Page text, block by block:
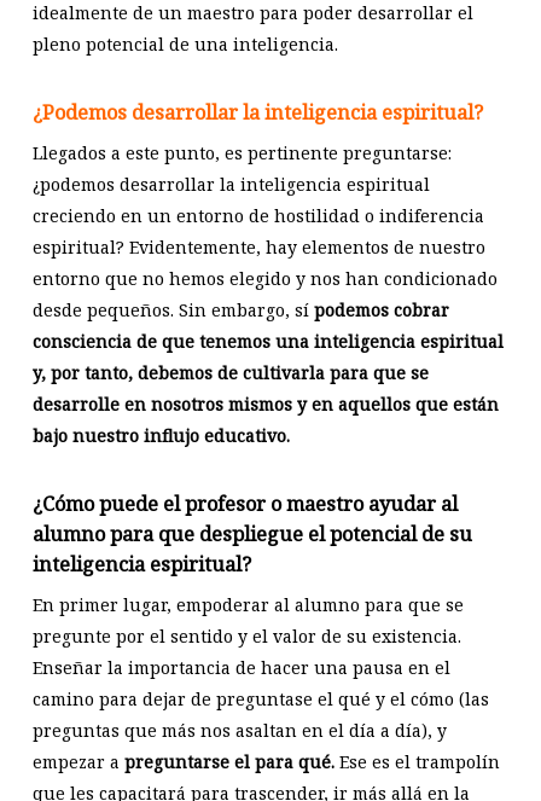
idealmente de un maestro para poder desarrollar el
pleno potencial de una inteligencia.
¿Podemos desarrollar la inteligencia espiritual?
Llegados a este punto, es pertinente preguntarse:
¿podemos desarrollar la inteligencia espiritual
creciendo en un entorno de hostilidad o indiferencia
espiritual? Evidentemente, hay elementos de nuestro
entorno que no hemos elegido y nos han condicionado
desde pequeños. Sin embargo, sí podemos cobrar
consciencia de que tenemos una inteligencia espiritual
y, por tanto, debemos de cultivarla para que se
desarrolle en nosotros mismos y en aquellos que están
bajo nuestro influjo educativo.
¿Cómo puede el profesor o maestro ayudar al
alumno para que despliegue el potencial de su
inteligencia espiritual?
En primer lugar, empoderar al alumno para que se
pregunte por el sentido y el valor de su existencia.
Enseñar la importancia de hacer una pausa en el
camino para dejar de preguntase el qué y el cómo (las
preguntas que más nos asaltan en el día a día), y
empezar a preguntarse el para qué.Ese es el trampolín
que les capacitará para trascender, ir más allá en la